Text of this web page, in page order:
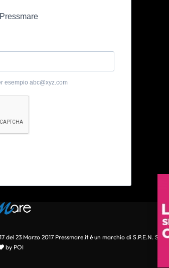
esempio abc@xyz.com
23 Marzo 2017 Pressmare.it è un marchio di S.P.E.N. Srl -
by POI